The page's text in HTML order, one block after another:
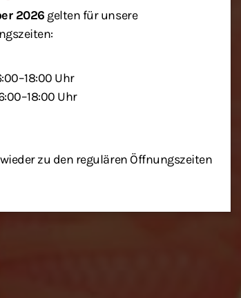
2026 gelten für unsere
Uhr
Uhr
zu den regulären Öffnungszeiten